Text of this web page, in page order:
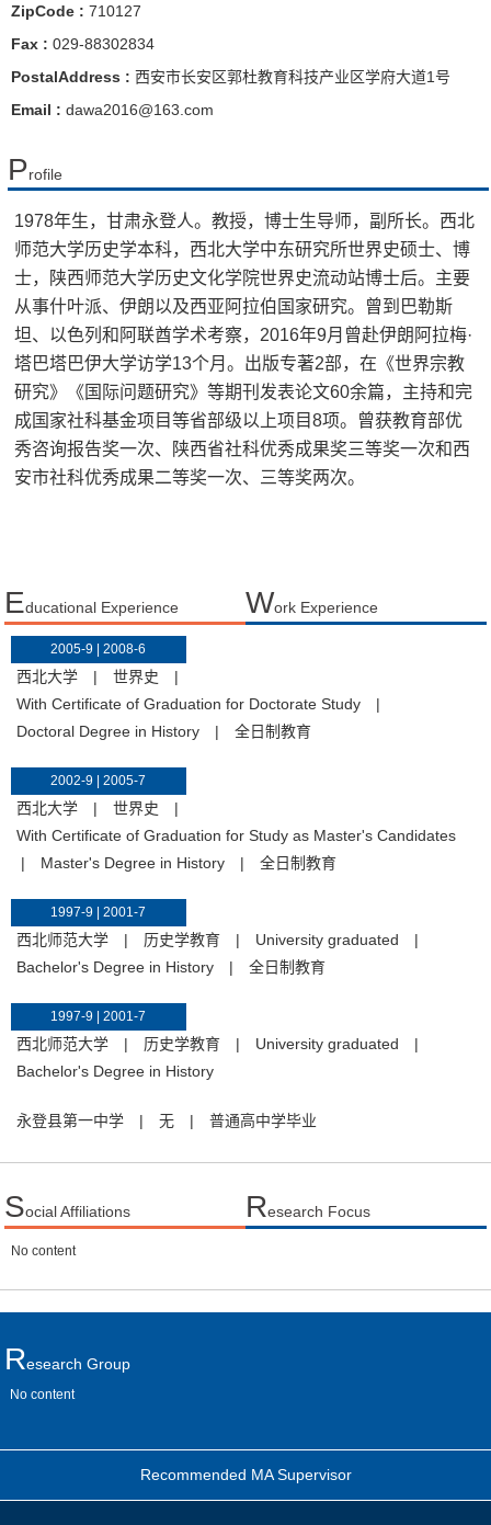
ZipCode : 710127
Fax : 029-88302834
PostalAddress : 西安市长安区郭杜教育科技产业区学府大道1号
Email : dawa2016@163.com
Profile
1978年生，甘肃永登人。教授，博士生导师，副所长。西北
师范大学历史学本科，西北大学中东研究所世界史硕士、博
士，陕西师范大学历史文化学院世界史流动站博士后。主要
从事什叶派、伊朗以及西亚阿拉伯国家研究。曾到巴勒斯
坦、以色列和阿联酋学术考察，2016年9月曾赴伊朗阿拉梅·
塔巴塔巴伊大学访学13个月。出版专著2部，在《世界宗教
研究》《国际问题研究》等期刊发表论文60余篇，主持和完
成国家社科基金项目等省部级以上项目8项。曾获教育部优
秀咨询报告奖一次、陕西省社科优秀成果奖三等奖一次和西
安市社科优秀成果二等奖一次、三等奖两次。
Educational Experience Work Experience
2005-9 | 2008-6
西北大学 | 世界史
|
With Certificate of Graduation for Doctorate Study
|
Doctoral Degree in History
| 全日制教育
2002-9 | 2005-7
西北大学 | 世界史
|
With Certificate of Graduation for Study as Master's Candidates
|
Master's Degree in History | 全日制教育
1997-9 | 2001-7
西北师范大学 | 历史学教育 | University graduated
|
Bachelor's Degree in History
| 全日制教育
1997-9 | 2001-7
西北师范大学 | 历史学教育 | University graduated
|
Bachelor's Degree in History
永登县第一中学 | 无 | 普通高中学毕业
Social Affiliations Research Focus
No content
REsearch Group
No content
Recommended MA Supervisor